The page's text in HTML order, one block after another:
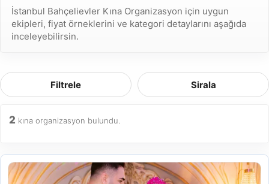
İstanbul Bahçelievler Kına Organizasyon için uygun
ekipleri, fiyat örneklerini ve kategori detaylarını aşağıda
inceleyebilirsin.
Filtrele Sirala
2 kına organizasyon bulundu.